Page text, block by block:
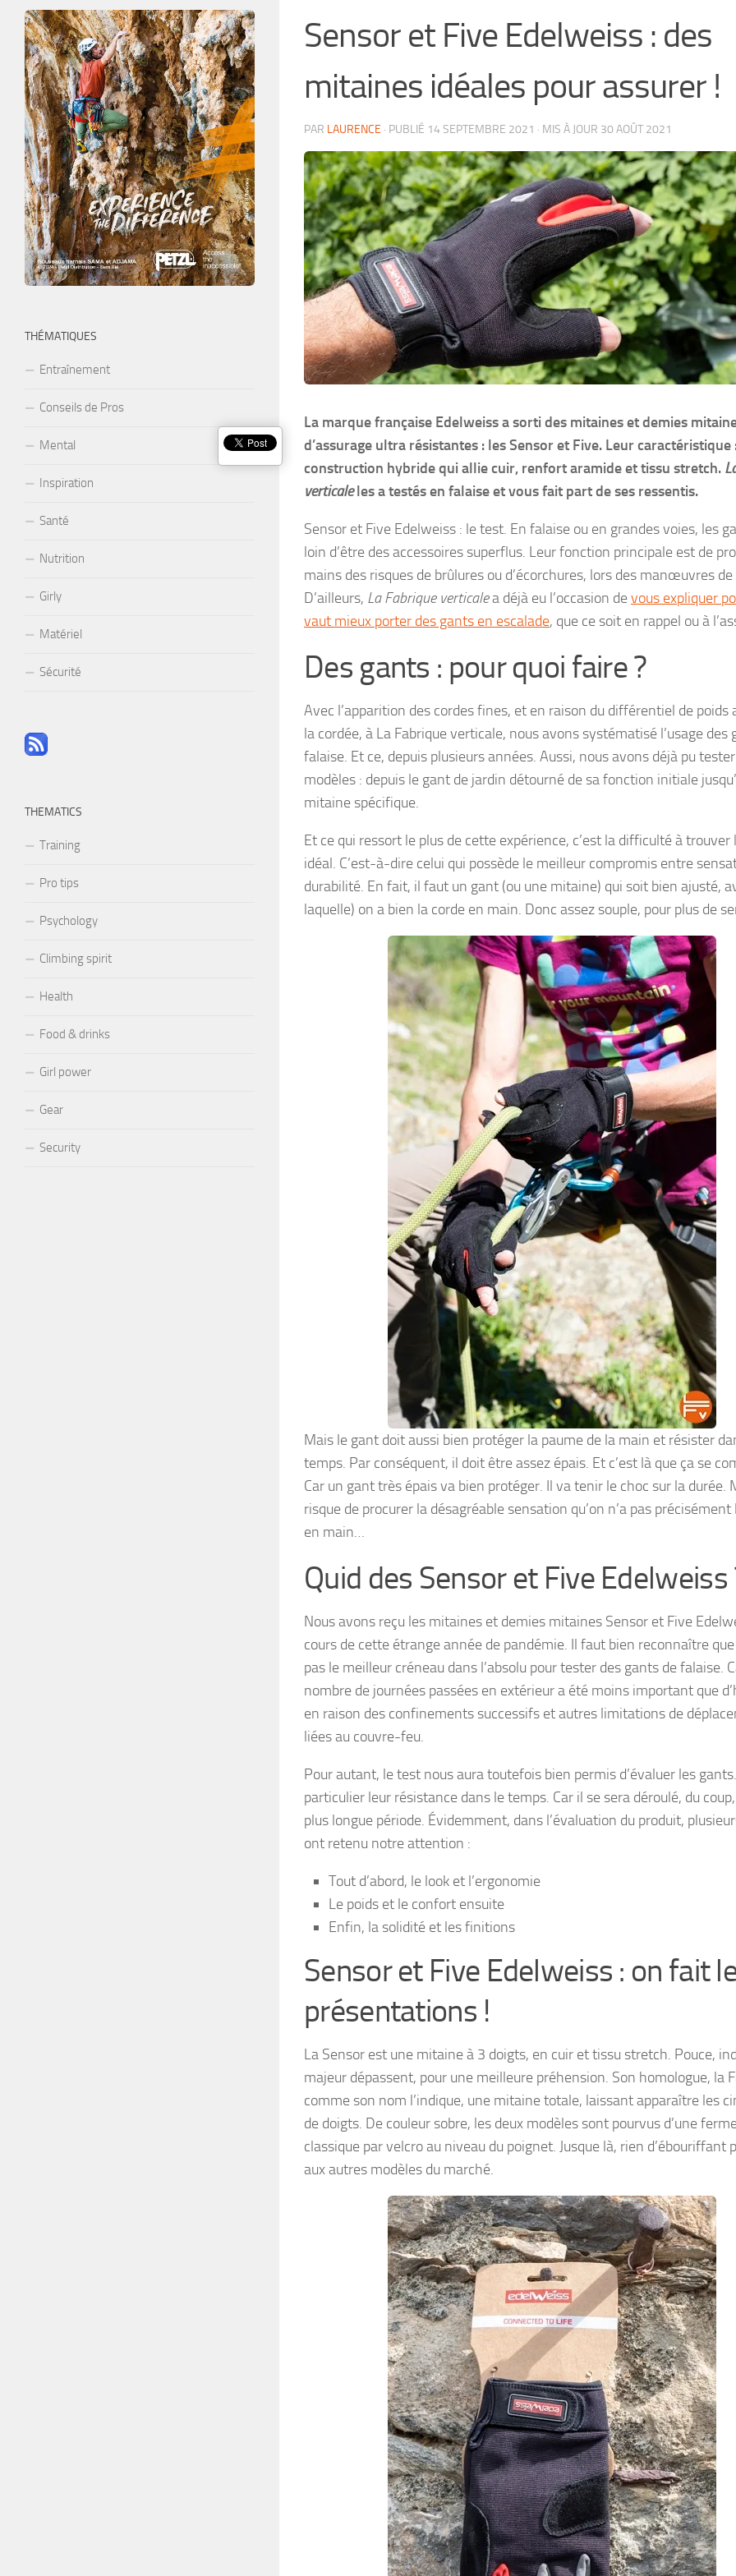
Sensor et Five Edelweiss : des
mitaines idéales pour assurer !
PAR LAURENCE · PUBLIÉ 14 SEPTEMBRE 2021 · MIS À JOUR 30 AOÛT 2021
La marque française Edelweiss a sorti des mitaines et demies
d’assurage ultra résistantes : les Sensor et Five. Leur caractéristique
construction hybride qui allie cuir, renfort aramide et tissu stretch.
verticaleles a testés en falaise et vous fait part de ses ressentis.
Sensor et Five Edelweiss : le test. En falaise ou en grandes voies, les
loin d’être des accessoires superflus. Leur fonction principale est de
mains des risques de brûlures ou d’écorchures, lors des manœuvres de
D’ailleurs, La Fabrique verticalea déjà eu l’occasion devous expliquer
vaut mieux porter des gants en escalade, que ce soit en rappel ou à
Des gants : pour quoi faire ?
Avec l’apparition des cordes fines, et en raison du différentiel de poids
la cordée, à La Fabrique verticale, nous avons systématisé l’usage des
falaise. Et ce, depuis plusieurs années. Aussi, nous avons déjà pu
modèles : depuis le gant de jardin détourné de sa fonction initiale
mitaine spécifique.
Et ce qui ressort le plus de cette expérience, c’est la difficulté à trouver
idéal. C’est-à-dire celui qui possède le meilleur compromis entre
durabilité. En fait, il faut un gant (ou une mitaine) qui soit bien ajusté,
laquelle) on a bien la corde en main. Donc assez souple, pour plus de
Mais le gant doit aussi bien protéger la paume de la main et résister
temps. Par conséquent, il doit être assez épais. Et c’est là que ça se
Car un gant très épais va bien protéger. Il va tenir le choc sur la durée.
risque de procurer la désagréable sensation qu’on n’a pas précisément
en main…
Quid des Sensor et Five Edelweiss
Nous avons reçu les mitaines et demies mitaines Sensor et Five
cours de cette étrange année de pandémie. Il faut bien reconnaître
pas le meilleur créneau dans l’absolu pour tester des gants de falaise.
nombre de journées passées en extérieur a été moins important que
en raison des confinements successifs et autres limitations de
liées au couvre-feu.
Pour autant, le test nous aura toutefois bien permis d’évaluer les
particulier leur résistance dans le temps. Car il se sera déroulé, du
plus longue période. Évidemment, dans l’évaluation du produit,
ont retenu notre attention :
Tout d’abord, le look et l’ergonomie
Le poids et le confort ensuite
Enfin, la solidité et les finitions
Sensor et Five Edelweiss : on fait
présentations !
La Sensor est une mitaine à 3 doigts, en cuir et tissu stretch. Pouce,
majeur dépassent, pour une meilleure préhension. Son homologue, la
comme son nom l’indique, une mitaine totale, laissant apparaître les
de doigts. De couleur sobre, les deux modèles sont pourvus d’une
classique par velcro au niveau du poignet. Jusque là, rien d’ébouriffant
aux autres modèles du marché.
THÉMATIQUES
Entraînement
Conseils de Pros
Mental
Inspiration
Santé
Nutrition
Girly
Matériel
Sécurité
THEMATICS
Training
Pro tips
Psychology
Climbing spirit
Health
Food & drinks
Girl power
Gear
Security